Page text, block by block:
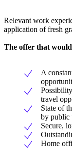
Relevant work
application of fresh
The offer that
A
travel
State of
by public
Secure,
Home